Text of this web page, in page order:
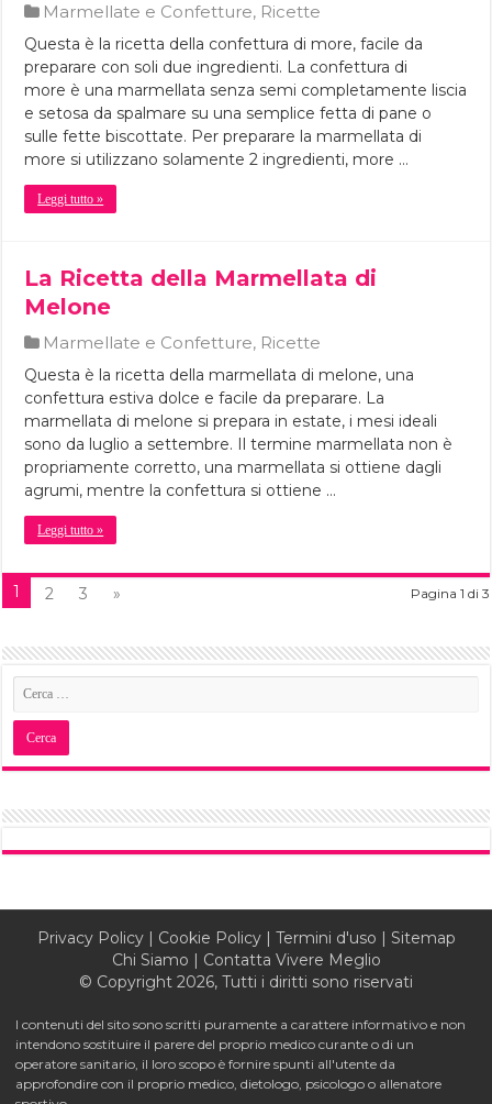
Marmellate e Confetture, Ricette
Questa è la ricetta della confettura di more, facile da
preparare con soli due ingredienti. La confettura di
more è una marmellata senza semi completamente liscia
e setosa da spalmare su una semplice fetta di pane o
sulle fette biscottate. Per preparare la marmellata di
more si utilizzano solamente 2 ingredienti, more …
Leggi tutto »
La Ricetta della Marmellata di
Melone
Marmellate e Confetture, Ricette
Questa è la ricetta della marmellata di melone, una
confettura estiva dolce e facile da preparare. La
marmellata di melone si prepara in estate, i mesi ideali
sono da luglio a settembre. Il termine marmellata non è
propriamente corretto, una marmellata si ottiene dagli
agrumi, mentre la confettura si ottiene …
Leggi tutto »
Pagina 1 di 3
1 2 3 »
Privacy Policy| Cookie Policy| Termini d'uso | Sitemap
Chi Siamo | Contatta Vivere Meglio
© Copyright 2026, Tutti i diritti sono riservati
I contenuti del sito sono scritti puramente a carattere informativo e non
intendono sostituire il parere del proprio medico curante o di un
operatore sanitario, il loro scopo è fornire spunti all'utente da
approfondire con il proprio medico, dietologo, psicologo o allenatore